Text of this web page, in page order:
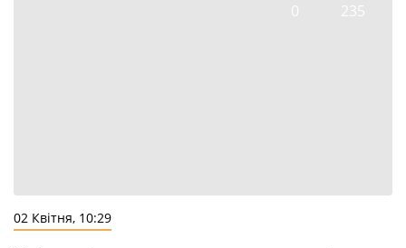
0 235
02 Квітня, 10:29